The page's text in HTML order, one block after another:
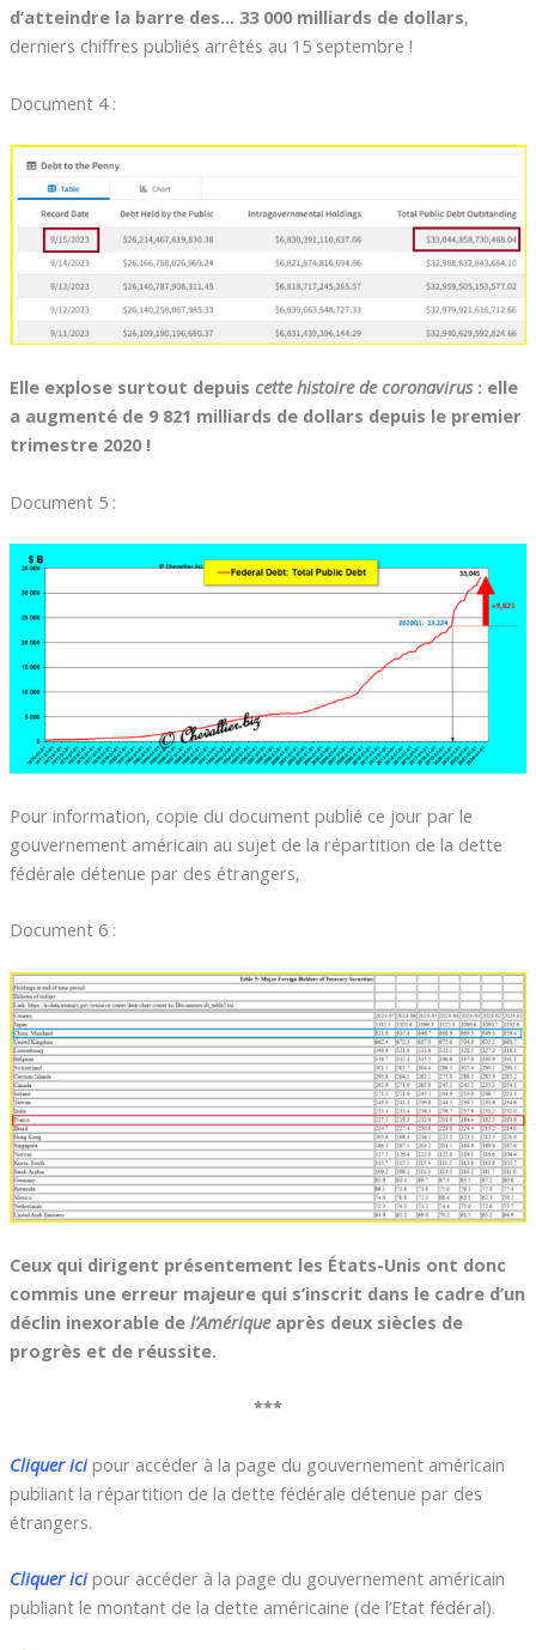
d’atteindre la barre des… 33 000 milliards de dollars,
derniers chiffres publiés arrêtés au 15 septembre !
Document 4 :
Elle explose surtout depuis cette histoire de coronavirus: elle
a augmenté de 9 821 milliards de dollars depuis le premier
trimestre 2020 !
Document 5 :
Pour information, copie du document publié ce jour par le
gouvernement américain au sujet de la répartition de la dette
fédérale détenue par des étrangers,
Document 6 :
Ceux qui dirigent présentement les États-Unis ont donc
commis une erreur majeure qui s’inscrit dans le cadre d’un
déclin inexorable de l’Amérique après deux siècles de
progrès et de réussite.
***
Cliquer ici pour accéder à la page du gouvernement américain
publiant la répartition de la dette fédérale détenue par des
étrangers.
Cliquer ici pour accéder à la page du gouvernement américain
publiant le montant de la dette américaine (de l’Etat fédéral).